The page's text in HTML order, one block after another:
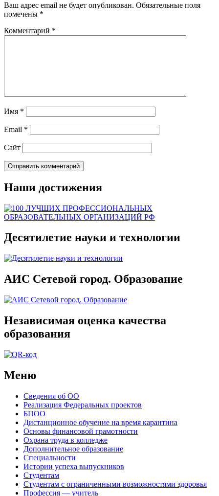
Ваш адрес email не будет опубликован. Обязательные поля
помечены *
Комментарий *
Имя *
Email *
Сайт
Наши достижения
Десятилетие науки и технологии
АИС Сетевой город. Образование
Независимая оценка качества
образования
Меню
Сведения об ОО
Реализация Федеральных проектов
БПОО
Дистанционное обучение на время карантина
Основы финансовой грамотности
Охрана труда в колледже
Дополнительное образование
Специальности
Истории успеха выпускников
Студентам
Студентам с ограниченными возможностями здоровья
Профессия — учитель